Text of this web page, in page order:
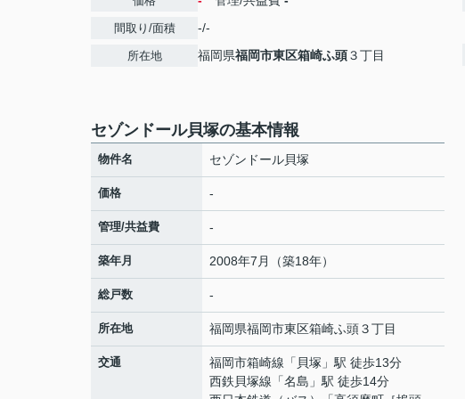
間取り/面積 -/-
所在地 福岡県福岡市東区箱崎ふ頭３丁目
セゾンドール貝塚の基本情報
物件名 セゾンドール貝塚
価格 -
管理/共益費 -
築年月 2008年7月（築18年）
総戸数 -
所在地 福岡県福岡市東区箱崎ふ頭３丁目
交通 福岡市箱崎線 「 貝塚 」駅 徒歩13分
西鉄貝塚線 「名島 」駅 徒歩14分